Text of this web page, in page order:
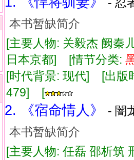
本书暂缺简介
[主要人物: 关毅杰 阙秦
日本京都] [情节分类:
[时代背景: 现代] [出
479] [
2. 《宿命情人》
- 闇
本书暂缺简介
[主要人物: 任磊 邵析筑